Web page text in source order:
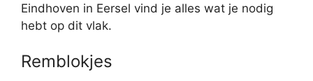
Eindhoven in Eersel vind je alles wat je nodig
hebt op dit vlak.
Remblokjes